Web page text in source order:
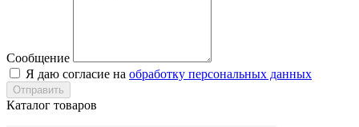
Сообщение
Я даю согласие на обработку персональных данных
Каталог товаров